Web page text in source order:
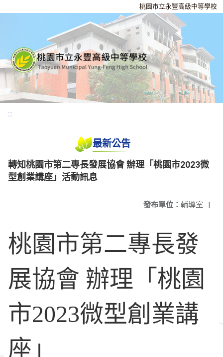
桃園市立永豐高級中等學校
:::
最新公告
轉知桃園市第二專長發展協會 辦理「桃園市2023微
型創業講座」活動訊息
發布單位： 輔導室 |
桃園市第二專長發
展協會 辦理「桃園
市2023微型創業講
座」